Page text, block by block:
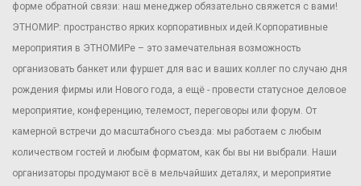
форме обратной связи: наш менеджер обязательно свяжется с вами!
ЭТНОМИР: пространство ярких корпоративных идей.Корпоративные
мероприятия в ЭТНОМИРе – это замечательная возможность
организовать банкет или фуршет для вас и ваших коллег по случаю дня
рождения фирмы или Нового года, а ещё - провести статусное деловое
мероприятие, конференцию, телемост, переговоры или форум. От
камерной встречи до масштабного съезда: мы работаем с любым
количеством гостей и любым форматом, как бы вы ни выбрали. Наши
организаторы продумают всё в мельчайших деталях, и мероприятие